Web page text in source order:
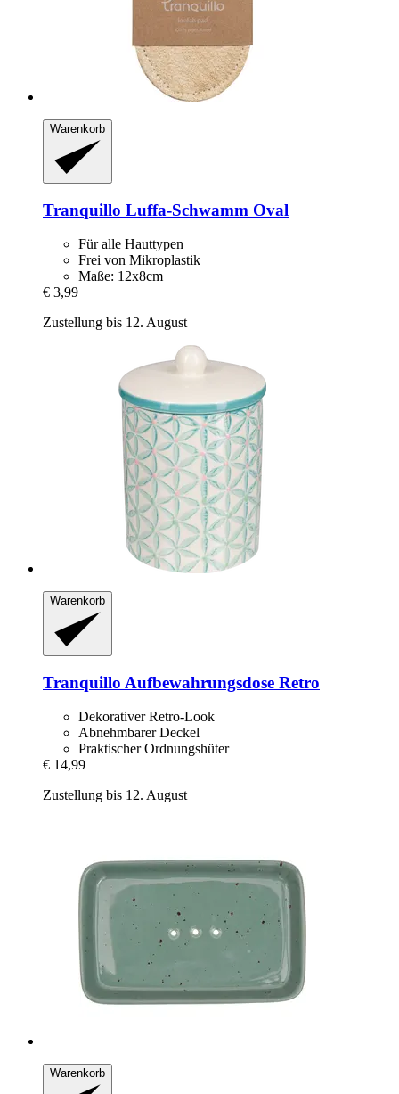
Warenkorb
Tranquillo Luffa-​Schwamm Oval
Für alle Hauttypen
Frei von Mikroplastik
Maße: 12x8cm
€ 3,99
Zustellung bis 12. August
Warenkorb
Tranquillo Aufbewahrungsdose Retro
Dekorativer Retro-Look
Abnehmbarer Deckel
Praktischer Ordnungshüter
€ 14,99
Zustellung bis 12. August
Warenkorb